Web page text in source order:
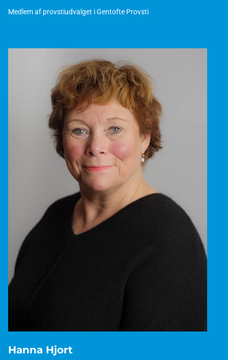
Medlem af provstiudvalget i Gentofte Provsti
Hanna Hjort